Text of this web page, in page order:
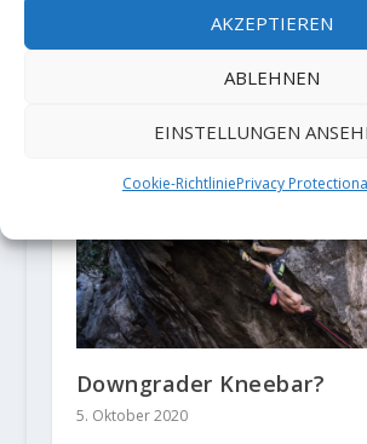
AKZEPTIEREN
ABLEHNEN
EINSTELLUNGEN
Cookie-RichtliniePrivacy Protection
Nils Favre und Siebe
'Parzival' (8b)
Downgrader Kneebar?
5. Oktober 2020